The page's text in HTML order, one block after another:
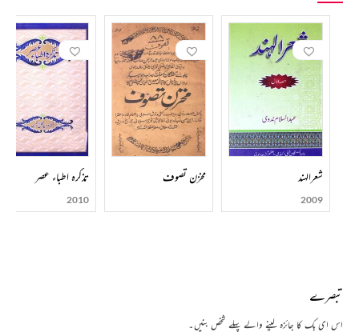
شعرالہند
2009
مخزن تصوف تذکرہ اطباء عصر
2010
تبصرے
اس ای بک کا جائزہ لینے والے پہلے شخص بنیں۔